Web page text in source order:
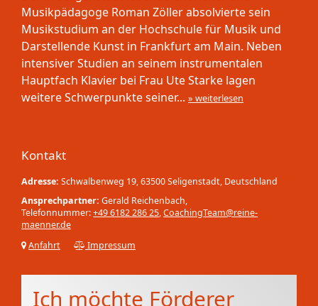
Musikpädagoge Roman Zöller absolvierte sein
Musikstudium an der Hochschule für Musik und
Darstellende Kunst in Frankfurt am Main. Neben
intensiver Studien an seinem instrumentalen
Hauptfach Klavier bei Frau Ute Starke lagen
weitere Schwerpunkte seiner... » weiterlesen
Kontakt
Adresse: Schwalbenweg 19, 63500 Seligenstadt, Deutschland
Ansprechpartner: Gerald Reichenbach,
Telefonnummer:+49 6182 286 25,CoachingTeam@reine-
maenner.de
Anfahrt
Impressum
Ich möchte Förderer